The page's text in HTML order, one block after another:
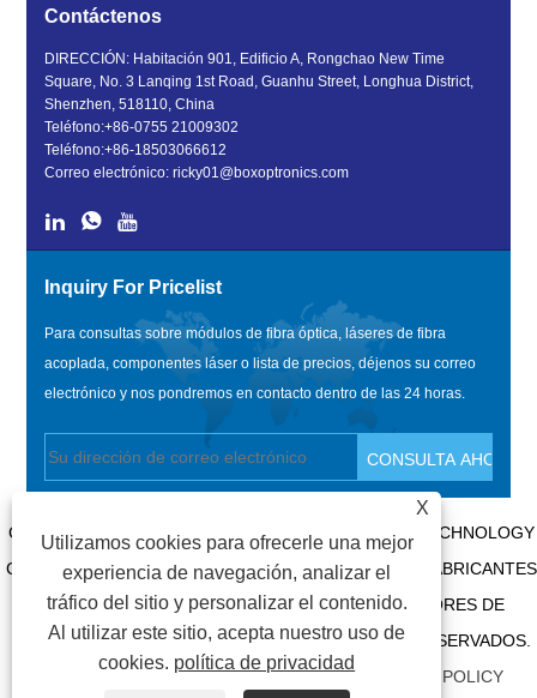
Contáctenos
DIRECCIÓN: Habitación 901, Edificio A, Rongchao New Time
Square, No. 3 Lanqing 1st Road, Guanhu Street, Longhua District,
Shenzhen, 518110, China
Teléfono:+86-0755 21009302
Teléfono:+86-18503066612
Correo electrónico:ricky01@boxoptronics.com
Inquiry For Pricelist
Para consultas sobre módulos de fibra óptica, láseres de fibra
acoplada, componentes láser o lista de precios, déjenos su correo
electrónico y nos pondremos en contacto dentro de las 24 horas.
COPYRIGHT @ 2020 SHENZHEN BOX OPTRONICS TECHNOLOGY
CO., LTD. - MÓDULOS DE FIBRA ÓPTICA DE CHINA, FABRICANTES
DE LÁSERES ACOPLADOS DE FIBRA Y PROVEEDORES DE
COMPONENTES LÁSER. TODOS LOS DERECHOS RESERVADOS.
SITEMAP|RSS|XML| PRIVACY POLICY
X
Utilizamos cookies para ofrecerle una mejor
experiencia de navegación, analizar el
tráfico del sitio y personalizar el contenido.
Al utilizar este sitio, acepta nuestro uso de
cookies. política de privacidad